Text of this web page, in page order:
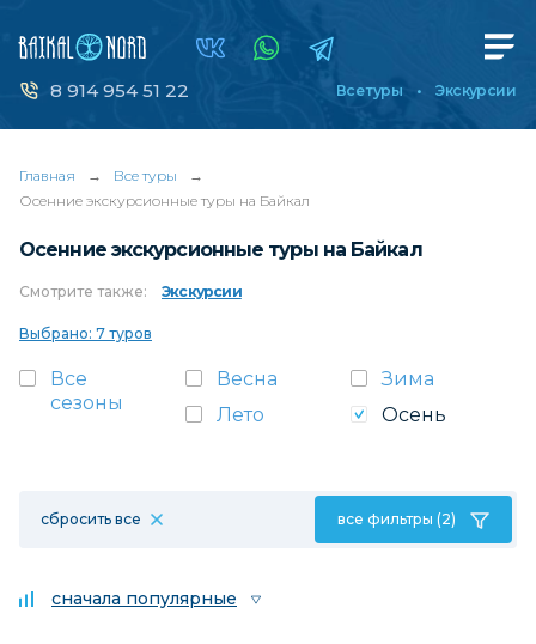
8 914 954 51 22 Все туры Экскурсии
Главная → Все туры
→
Осенние экскурсионные туры на Байкал
Осенние экскурсионные туры на Байкал
Смотрите также: Экскурсии
Выбрано: 7 туров
Все
сезоны
Весна
Зима
Лето
Осень
сбросить все все фильтры (2)
сначала популярные